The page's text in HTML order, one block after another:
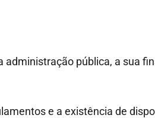
pública, a sua
e a existência de